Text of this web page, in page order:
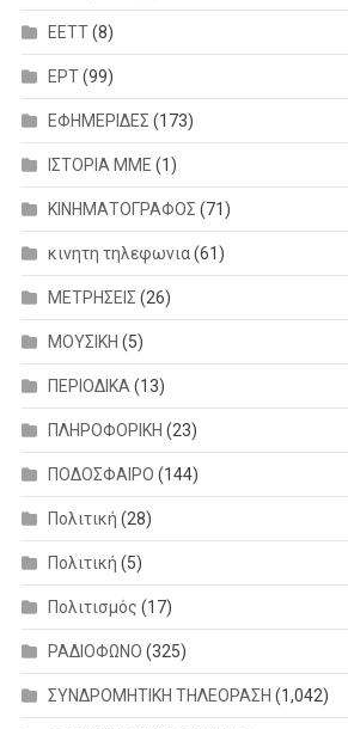
ΕΕΤΤ(8)
ΕΡΤ(99)
ΕΦΗΜΕΡΙΔΕΣ (173)
ΙΣΤΟΡΙΑ ΜΜΕ (1)
ΚΙΝΗΜΑΤΟΓΡΑΦΟΣ (71)
κινητη τηλεφωνια(61)
ΜΕΤΡΗΣΕΙΣ (26)
ΜΟΥΣΙΚΗ (5)
ΠΕΡΙΟΔΙΚΑ(13)
ΠΛΗΡΟΦΟΡΙΚΗ (23)
ΠΟΔΟΣΦΑΙΡΟ (144)
Πολιτική (28)
Πολιτική (5)
Πολιτισμός (17)
ΡΑΔΙΟΦΩΝΟ (325)
ΣΥΝΔΡΟΜΗΤΙΚΗ ΤΗΛΕΟΡΑΣΗ (1,042)